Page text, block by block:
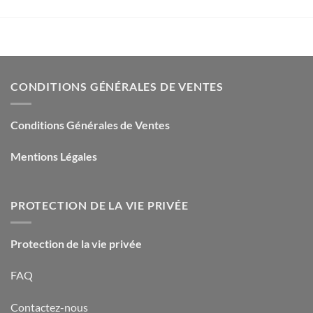
CONDITIONS GÉNÉRALES DE VENTES
Conditions Générales de Ventes
Mentions Légales
PROTECTION DE LA VIE PRIVÉE
Protection de la vie privée
FAQ
Contactez-nous